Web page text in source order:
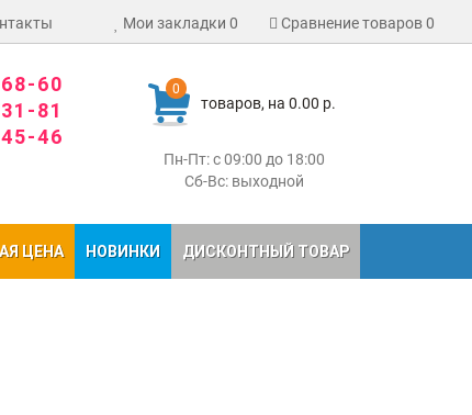
Мои закладки 0 Сравнение товаров0
0
товаров, на 0.00 р.
Пн-Пт: с 09:00 до 18:00
Сб-Вс: выходной
60
81
46
ЦЕНА НОВИНКИ ДИСКОНТНЫЙ ТОВАР